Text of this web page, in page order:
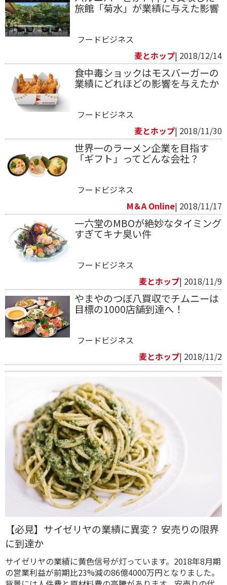
旅館「菊水」が業績に与えた影響
フードビジネス
麦とホップ| 2018/12/14
食中毒ショックはモスバーガーの
業績にどれほどの影響を与えたか
フードビジネス
麦とホップ| 2018/11/30
世界一のラーメン企業を目指す
「ギフト」ってどんな会社？
フードビジネス
M＆A Online| 2018/11/17
一六堂のMBOが絶妙なタイミング
すぎてキナ臭い件
フードビジネス
麦とホップ| 2018/11/9
やまやのつぼ八買収でチムニーは
目標の1000店舗到達へ！
フードビジネス
麦とホップ| 2018/11/2
【必見】サイゼリヤの業績に異変？ 安売りの限界
に到達か
サイゼリヤの業績に黄色信号が灯っています。2018年8月期
の営業利益が前期比23%減の86億4000万円となりました。